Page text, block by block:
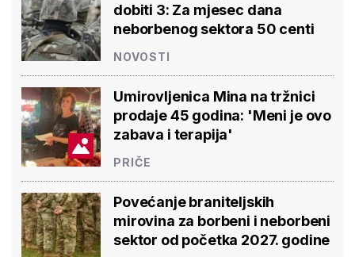
dobiti 3: Za mjesec dana
neborbenog sektora 50 centi
NOVOSTI
Umirovljenica Mina na tržnici
prodaje 45 godina: 'Meni je ovo
zabava i terapija'
PRIČE
Povećanje braniteljskih
mirovina za borbeni i neborbeni
sektor od početka 2027. godine